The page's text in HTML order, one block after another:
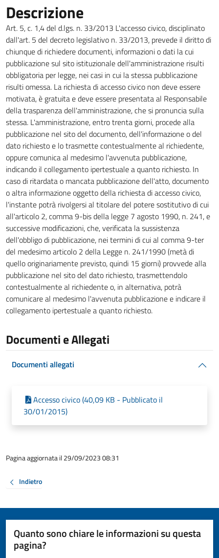
Descrizione
Art. 5, c. 1,4 del d.lgs. n. 33/2013 L'accesso civico, disciplinato
dall'art. 5 del decreto legislativo n. 33/2013, prevede il diritto di
chiunque di richiedere documenti, informazioni o dati la cui
pubblicazione sul sito istituzionale dell'amministrazione risulti
obbligatoria per legge, nei casi in cui la stessa pubblicazione
risulti omessa. La richiesta di accesso civico non deve essere
motivata, è gratuita e deve essere presentata al Responsabile
della trasparenza dell'amministrazione, che si pronuncia sulla
stessa. L'amministrazione, entro trenta giorni, procede alla
pubblicazione nel sito del documento, dell'informazione o del
dato richiesto e lo trasmette contestualmente al richiedente,
oppure comunica al medesimo l'avvenuta pubblicazione,
indicando il collegamento ipertestuale a quanto richiesto. In
caso di ritardata o mancata pubblicazione dell'atto, documento
o altra informazione oggetto della richiesta di accesso civico,
l'instante potrà rivolgersi al titolare del potere sostitutivo di cui
all'articolo 2, comma 9-bis della legge 7 agosto 1990, n. 241, e
successive modificazioni, che, verificata la sussistenza
dell'obbligo di pubblicazione, nei termini di cui al comma 9-ter
del medesimo articolo 2 della Legge n. 241/1990 (metà di
quello originariamente previsto, quindi 15 giorni) provvede alla
pubblicazione nel sito del dato richiesto, trasmettendolo
contestualmente al richiedente o, in alternativa, potrà
comunicare al medesimo l'avvenuta pubblicazione e indicare il
collegamento ipertestuale a quanto richiesto.
Documenti e Allegati
Documenti allegati
Accesso civico (40,09 KB - Pubblicato il
30/01/2015)
Pagina aggiornata il 29/09/2023 08:31
Indietro
Quanto sono chiare le informazioni su questa
pagina?